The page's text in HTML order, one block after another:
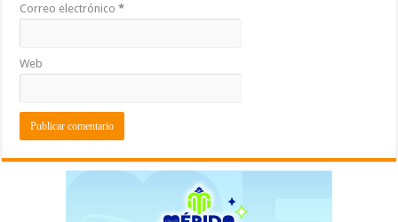
Correo electrónico*
Web